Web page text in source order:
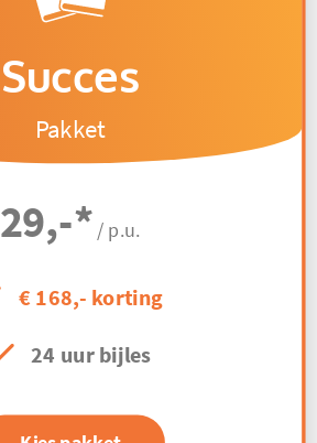
Succes
Pakket
29,-* / p.u.
€ 168,- korting
24 uur bijles